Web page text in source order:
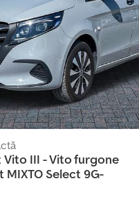
Vito III - Vito furgone
MIXTO Select 9G-